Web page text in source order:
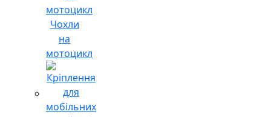
Чохли
на
мотоцикл